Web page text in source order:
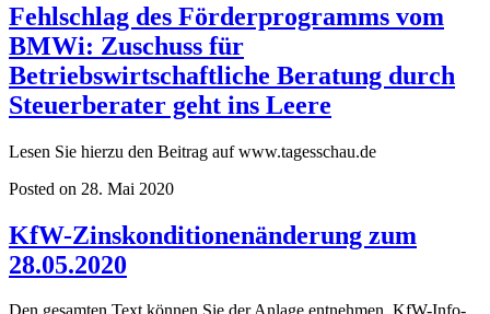
Fehlschlag des Förderprogramms vom
BMWi: Zuschuss für
Betriebswirtschaftliche Beratung durch
Steuerberater geht ins Leere
Lesen Sie hierzu den Beitrag auf www.tagesschau.de
Posted on 28. Mai 2020
KfW-Zinskonditionenänderung zum
28.05.2020